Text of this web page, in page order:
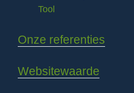
Tool
Onze referenties
Websitewaarde